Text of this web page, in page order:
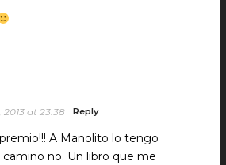
at 23:38 Reply
A Manolito lo tengo
no. Un libro que me